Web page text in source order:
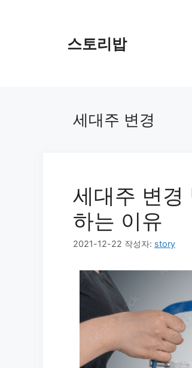
스토리밥
세대주 변경
세대주 변경
하는 이유
2021-12-22 작성자: story